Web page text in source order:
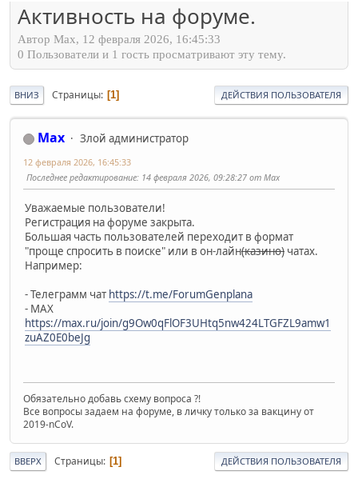
Активность на форуме.
Автор Max, 12 февраля 2026, 16:45:33
0 Пользователи и 1 гость просматривают эту тему.
ВНИЗ Страницы 1 ДЕЙСТВИЯ ПОЛЬЗОВАТЕЛЯ
Max Злой администратор
12 февраля 2026, 16:45:33
Последнее редактирование: 14 февраля 2026, 09:28:27 от Max
Уважаемые пользователи!
Регистрация на форуме закрыта.
Большая часть пользователей переходит в формат
"проще спросить в поиске" или в он-лайн(казино) чатах.
Например:
- Телеграмм чат https://t.me/ForumGenplana
- МАХ
https://max.ru/join/g9Ow0qFlOF3UHtq5nw424LTGFZL9amw1
zuAZ0E0beJg
Обязательно добавь схему вопроса ?!
Все вопросы задаем на форуме, в личку только за вакцину от
2019-nCoV.
ВВЕРХ Страницы 1 ДЕЙСТВИЯ ПОЛЬЗОВАТЕЛЯ